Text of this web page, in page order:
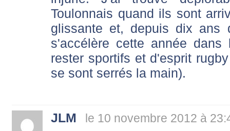
Toulonnais quand ils sont
glissante et, depuis dix
s'accélère cette année
rester sportifs et d'esprit
se sont serrés la main).
JLM le 10 novembre 2012 à